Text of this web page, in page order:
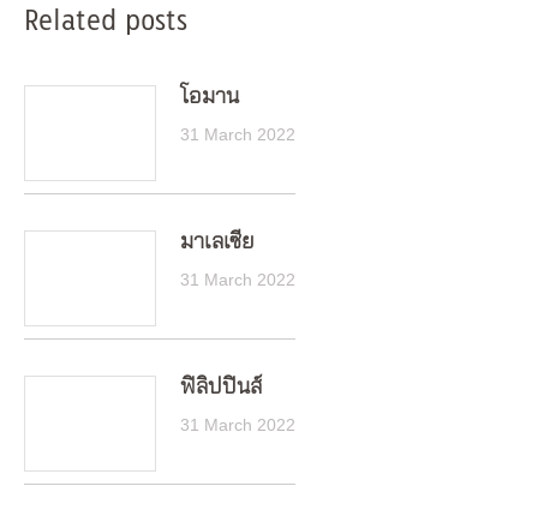
Related posts
โอมาน
31 March 2022
มาเลเซีย
31 March 2022
ฟิลิปปินส์
31 March 2022